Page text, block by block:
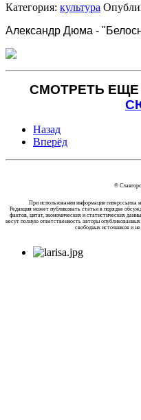
Категория: культура
Александр Дюма -
СМОТРЕТЬ
Назад
Вперёд
©
При использовании информации гиперссылка
Редакция может публиковать статьи в порядке
фактов, цитат, экономических и статистических
несут полную ответственность авторы
свободных источников и